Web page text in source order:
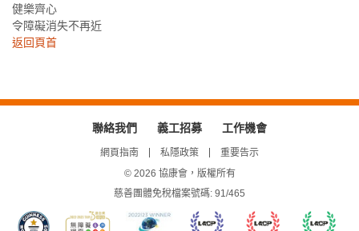
健樂齊心
令障礙消失不再近
返回頁首
聯絡我們 義工招募 工作機會
網頁指南 私隱政策
重要告示
© 2026 協康會，版權所有
慈善團體免稅檔案號碼: 91/465